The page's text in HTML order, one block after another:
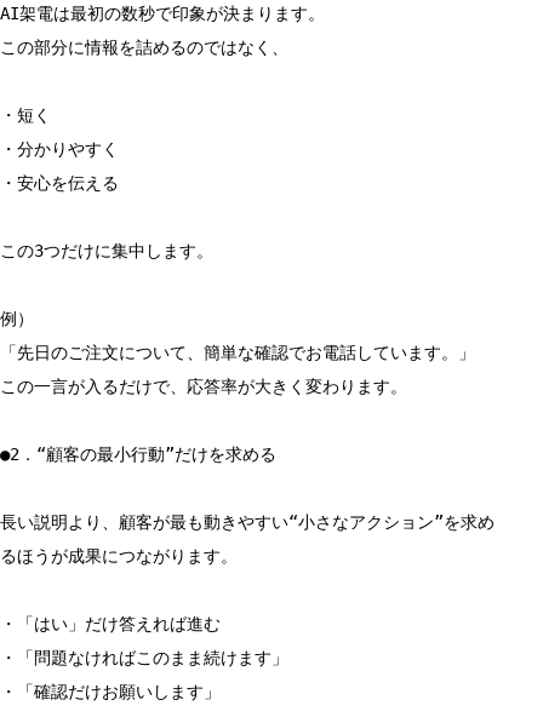
AI架電は最初の数秒で印象が決まります。
この部分に情報を詰めるのではなく、
・短く
・分かりやすく
・安心を伝える
この3つだけに集中します。
例）
「先日のご注文について、簡単な確認でお電話しています。」
この一言が入るだけで、応答率が大きく変わります。
●2．“顧客の最小行動”だけを求める
長い説明より、顧客が最も動きやすい“小さなアクション”を求め
るほうが成果につながります。
・「はい」だけ答えれば進む
・「問題なければこのまま続けます」
・「確認だけお願いします」